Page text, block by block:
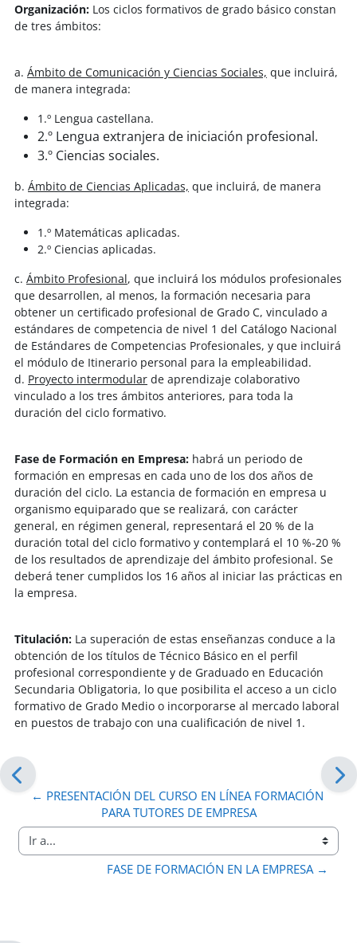
Organización: Los ciclos formativos de grado básico constan
de tres ámbitos:
a. Ámbito de Comunicación y Ciencias Sociales, que incluirá,
de manera integrada:
1.º Lengua castellana.
2.º Lengua extranjera de iniciación profesional.
3.º Ciencias sociales.
b. Ámbito de Ciencias Aplicadas, que incluirá, de manera
integrada:
1.º Matemáticas aplicadas.
2.º Ciencias aplicadas.
c. Ámbito Profesional, que incluirá los módulos profesionales
que desarrollen, al menos, la formación necesaria para
obtener un certificado profesional de Grado C, vinculado a
estándares de competencia de nivel 1 del Catálogo Nacional
de Estándares de Competencias Profesionales, y que incluirá
el módulo de Itinerario personal para la empleabilidad.
d. Proyecto intermodular de aprendizaje colaborativo
vinculado a los tres ámbitos anteriores, para toda la
duración del ciclo formativo.
Fase de Formación en Empresa: habrá un periodo de
formación en empresas en cada uno de los dos años de
duración del ciclo. La estancia de formación en empresa u
organismo equiparado que se realizará, con carácter
general, en régimen general, representará el 20 % de la
duración total del ciclo formativo y contemplará el 10 %-20 %
de los resultados de aprendizaje del ámbito profesional. Se
deberá tener cumplidos los 16 años al iniciar las prácticas en
la empresa.
Titulación: La superación de estas enseñanzas conduce a la
obtención de los títulos de Técnico Básico en el perfil
profesional correspondiente y de Graduado en Educación
Secundaria Obligatoria, lo que posibilita el acceso a un ciclo
formativo de Grado Medio o incorporarse al mercado laboral
en puestos de trabajo con una cualificación de nivel 1.
← PRESENTACIÓN DEL CURSO EN LÍNEA FORMACIÓN
PARA TUTORES DE EMPRESA
Ir a...
FASE DE FORMACIÓN EN LA EMPRESA →